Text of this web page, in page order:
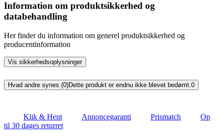
Information om produktsikkerhed og
databehandling
Her finder du information om generel produktsikkerhed og
producentinformation
Vis sikkerhedsoplysninger
Hvad andre synes (0)Dette produkt er endnu ikke blevet bedømt.0
Klik & Hent Annoncegaranti Prismatch
Op
til 30 dages returret